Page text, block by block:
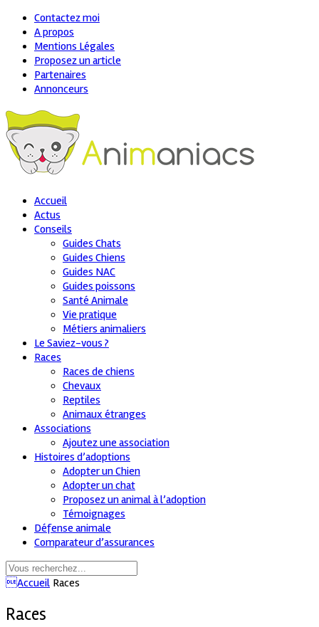
Contactez moi
A propos
Mentions Légales
Proposez un article
Partenaires
Annonceurs
Accueil
Actus
Conseils
Guides Chats
Guides Chiens
Guides NAC
Guides poissons
Santé Animale
Vie pratique
Métiers animaliers
Le Saviez-vous ?
Races
Races de chiens
Chevaux
Reptiles
Animaux étranges
Associations
Ajoutez une association
Histoires d’adoptions
Adopter un Chien
Adopter un chat
Proposez un animal à l’adoption
Témoignages
Défense animale
Comparateur d’assurances
Accueil Races
Races